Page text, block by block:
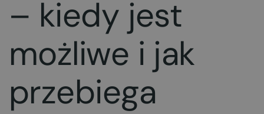
– kiedy jest
możliwe i jak
przebiega